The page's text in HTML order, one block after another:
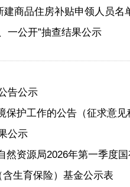
建商品住房补贴申领人员
一公开”抽查结果公示
告公示
保护工作的公告（征求意
公示
然资源局2026年第一季度
生育保险）基金公示表